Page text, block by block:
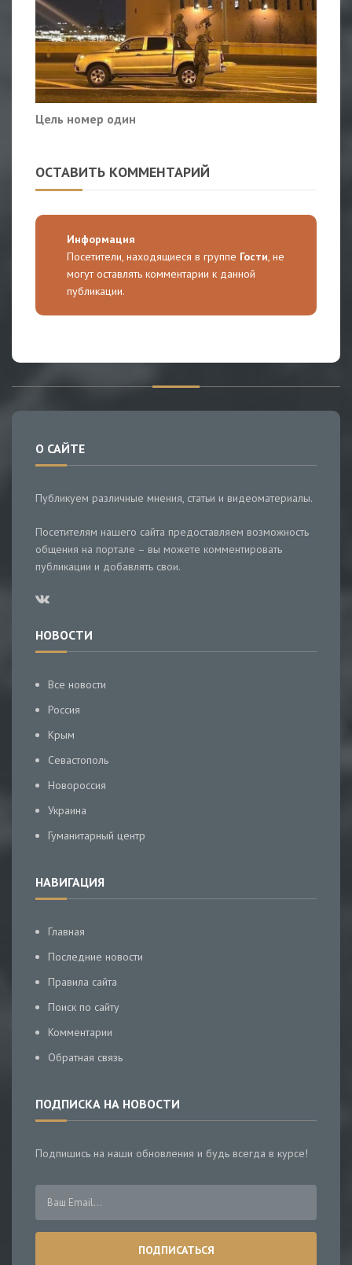
Цель номер один
ОСТАВИТЬ КОММЕНТАРИЙ
Информация
Посетители, находящиеся в группе Гости, не
могут оставлять комментарии к данной
публикации.
О САЙТЕ
Публикуем различные мнения, статьи и видеоматериалы.
Посетителям нашего сайта предоставляем возможность
общения на портале – вы можете комментировать
публикации и добавлять свои.
НОВОСТИ
Все новости
Россия
Крым
Севастополь
Новороссия
Украина
Гуманитарный центр
НАВИГАЦИЯ
Главная
Последние новости
Правила сайта
Поиск по сайту
Комментарии
Обратная связь
ПОДПИСКА НА НОВОСТИ
Подпишись на наши обновления и будь всегда в курсе!